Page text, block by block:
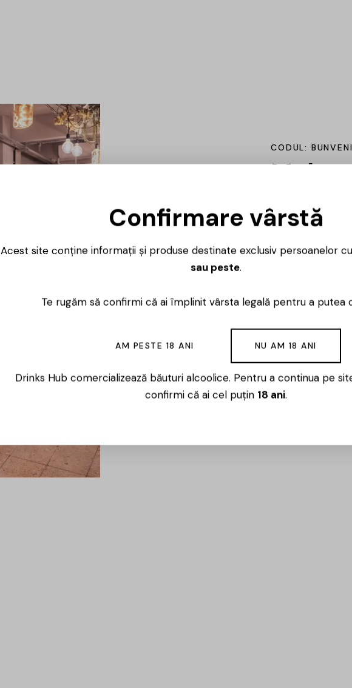
CODUL:
Dacă ai
Schimbarea
Este același
înțeles.
Un mic
Pentru că ai
cod de
Confirmare vârstă
Acest site conține informații și produse destinate exclusiv persoanelor
sau peste.
Te rugăm să confirmi că ai împlinit vârsta legală pentru a putea
AM PESTE 18 ANI NU AM 18 ANI
Drinks Hub comercializează băuturi alcoolice. Pentru a continua pe
confirmi că ai cel puțin 18 ani.